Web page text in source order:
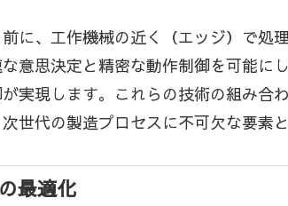
に、工作機械の近く（エッジ）で
意思決定と精密な動作制御を可能に
実現します。これらの技術の組み
世代の製造プロセスに不可欠な要素と
最適化